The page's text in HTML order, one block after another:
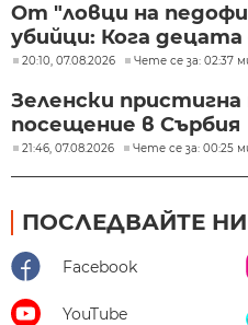
От "ловци на
убийци: Кога децата
20:10, 07.08.2026 Чете се за: 02:37
Зеленски
посещение в Сърбия
21:46, 07.08.2026 Чете се за: 00:25
ПОСЛЕДВАЙТЕ
Facebook
YouTube